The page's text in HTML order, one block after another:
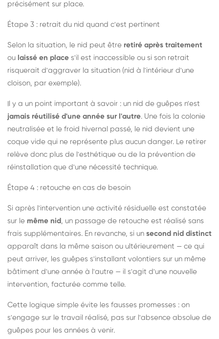
précisément sur place.
Étape 3 : retrait du nid quand c'est pertinent
Selon la situation, le nid peut être retiré après traitement
ou laissé en place s'il est inaccessible ou si son retrait
risquerait d'aggraver la situation (nid à l'intérieur d'une
cloison, par exemple).
Il y a un point important à savoir : un nid de guêpes n'est
jamais réutilisé d'une année sur l'autre. Une fois la colonie
neutralisée et le froid hivernal passé, le nid devient une
coque vide qui ne représente plus aucun danger. Le retirer
relève donc plus de l'esthétique ou de la prévention de
réinstallation que d'une nécessité technique.
Étape 4 : retouche en cas de besoin
Si après l'intervention une activité résiduelle est constatée
sur le même nid , un passage de retouche est réalisé sans
frais supplémentaires. En revanche, si un second nid distinct
apparaît dans la même saison ou ultérieurement — ce qui
peut arriver, les guêpes s'installant volontiers sur un même
bâtiment d'une année à l'autre — il s'agit d'une nouvelle
intervention, facturée comme telle.
Cette logique simple évite les fausses promesses : on
s'engage sur le travail réalisé, pas sur l'absence absolue de
guêpes pour les années à venir.